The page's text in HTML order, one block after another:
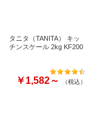
タニタ（TANITA） キッ
チンスケール 2kg KF200
￥1,582～ （税込）